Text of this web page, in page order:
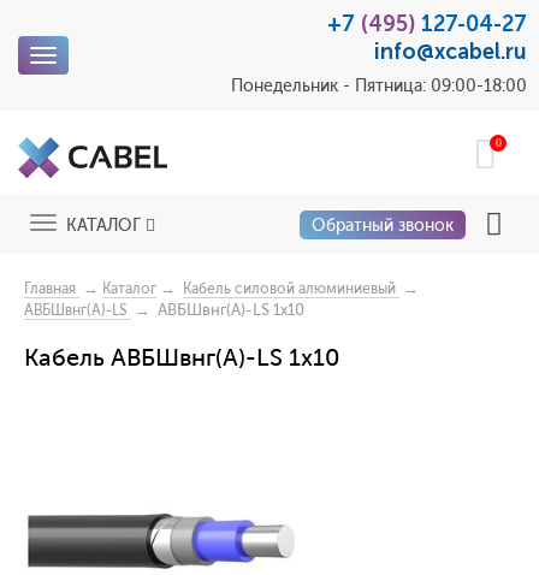
Toggle
+7 (495) 127-04-27
info@xcabel.ru
Понедельник - Пятница: 09:00-18:00
0
ToggleКАТАЛОГ Обратный звонок
Главная → Каталог → Кабель силовой алюминиевый →
АВБШвнг(A)-LS → АВБШвнг(A)-LS 1x10
Кабель АВБШвнг(A)-LS 1x10